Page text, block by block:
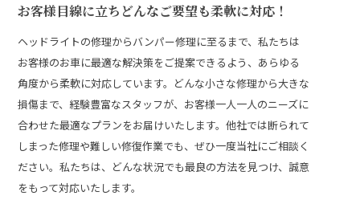
お客様目線に立ち どんなご要望も柔軟に対応！
ヘッドライトの修理からバンパー修理に至るまで、私たちは
お客様のお車に最適な解決策をご提案できるよう、あらゆる
角度から柔軟に対応しています。どんな小さな修理から大きな
損傷まで、経験豊富なスタッフが、お客様一人一人のニーズに
合わせた最適なプランをお届けいたします。他社では断られて
しまった修理や難しい修復作業でも、ぜひ一度当社にご相談く
ださい。私たちは、どんな状況でも最良の方法を見つけ、誠意
をもって対応いたします。